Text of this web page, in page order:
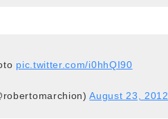
pic.twitter.com/i0hhQI90
August 23, 2012